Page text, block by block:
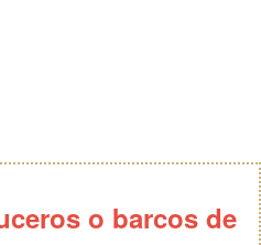
o barcos de